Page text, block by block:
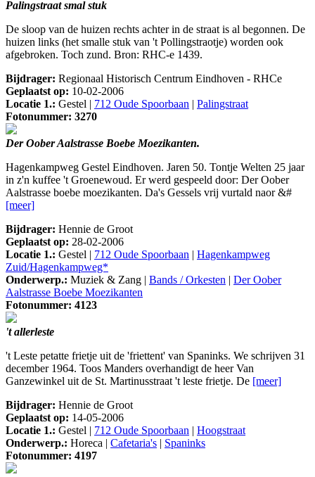
Palingstraat smal stuk
De sloop van de huizen rechts achter in de straat is al begonnen. De
huizen links (het smalle stuk van 't Pollingstraotje) worden ook
afgebroken. Toch zund. Bron: RHC-e 1439.
Bijdrager: Regionaal Historisch Centrum Eindhoven - RHCe
Geplaatst op: 10-02-2006
Locatie 1.: Gestel | 712 Oude Spoorbaan | Palingstraat
Fotonummer: 3270
Der Oober Aalstrasse Boebe Moezikanten.
Hagenkampweg Gestel Eindhoven. Jaren 50. Tontje Welten 25 jaar
in z'n kuffee 't Groenewoud. Er werd gespeeld door: Der Oober
Aalstrasse boebe moezikanten. Da's Gessels vrij vurtald naor &#
[meer]
Bijdrager: Hennie de Groot
Geplaatst op: 28-02-2006
Locatie 1.: Gestel | 712 Oude Spoorbaan | Hagenkampweg
Zuid/Hagenkampweg*
Onderwerp.: Muziek & Zang | Bands / Orkesten | Der Oober
Aalstrasse Boebe Moezikanten
Fotonummer: 4123
't allerleste
't Leste petatte frietje uit de 'friettent' van Spaninks. We schrijven 31
december 1964. Toos Manders overhandigt de heer Van
Ganzewinkel uit de St. Martinusstraat 't leste frietje. De [meer]
Bijdrager: Hennie de Groot
Geplaatst op: 14-05-2006
Locatie 1.: Gestel | 712 Oude Spoorbaan | Hoogstraat
Onderwerp.: Horeca | Cafetaria's | Spaninks
Fotonummer: 4197